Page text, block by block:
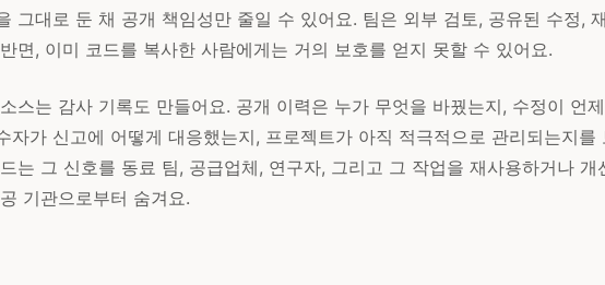
그대로 둔 채 공개 책임성만 줄일 수 있어요. 팀은 외부 검토, 공유된 수정,
면, 이미 코드를 복사한 사람에게는 거의 보호를 얻지 못할 수 있어요.
스는 감사 기록도 만들어요. 공개 이력은 누가 무엇을 바꿨는지, 수정이 언
자가 신고에 어떻게 대응했는지, 프로젝트가 아직 적극적으로 관리되는지를
는 그 신호를 동료 팀, 공급업체, 연구자, 그리고 그 작업을 재사용하거나 개
기관으로부터 숨겨요.